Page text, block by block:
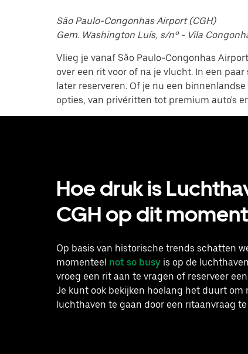
São Paulo-Congonhas Airport (CGH)
Gem. Washington Luís, s/nº - Vila
Vlieg je vanaf São Paulo-Congonhas
over een rit voor of na je vlucht. In een
later reserveren. Of je nu een
opties, van privéritten tot premium auto's
Hoe druk is
CGH op dit
Op basis van historische trends schatten
momenteel not so busy is op de
vroeg een rit aan te vragen of reserveer
Je kunt ook bekijken hoelang het duurt om
luchthaven te gaan door een ritaanvraag